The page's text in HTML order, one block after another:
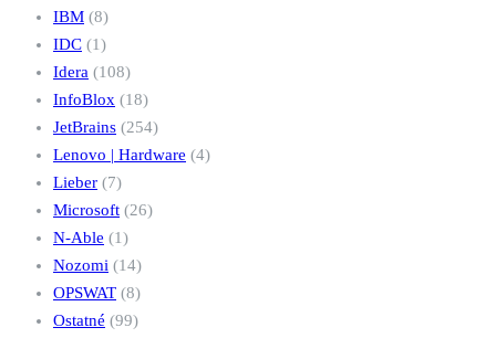
IBM (8)
IDC (1)
Idera (108)
InfoBlox (18)
JetBrains (254)
Lenovo | Hardware (4)
Lieber (7)
Microsoft (26)
N-Able (1)
Nozomi (14)
OPSWAT (8)
Ostatné (99)